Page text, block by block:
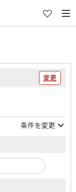
変更
条件を変更